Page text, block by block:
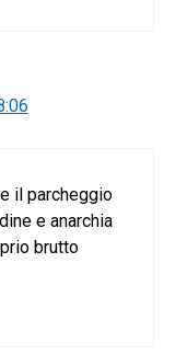
il parcheggio
e anarchia
brutto